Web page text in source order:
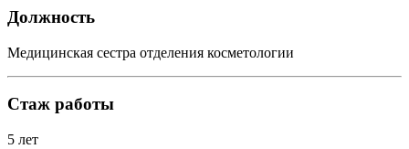
Должность
Медицинская сестра отделения косметологии
Стаж работы
5 лет